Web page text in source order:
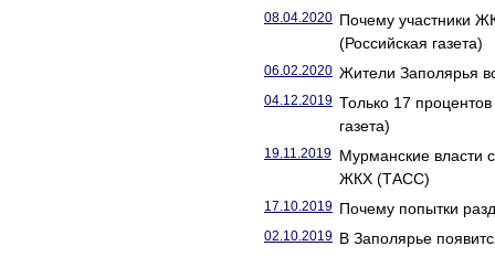
08.04.2020 Почему участники
(Российская газета)
06.02.2020 Жители Заполярья
04.12.2019 Только 17
газета)
19.11.2019 Мурманские власти
ЖКХ (ТАСС)
17.10.2019 Почему попытки
02.10.2019 В Заполярье